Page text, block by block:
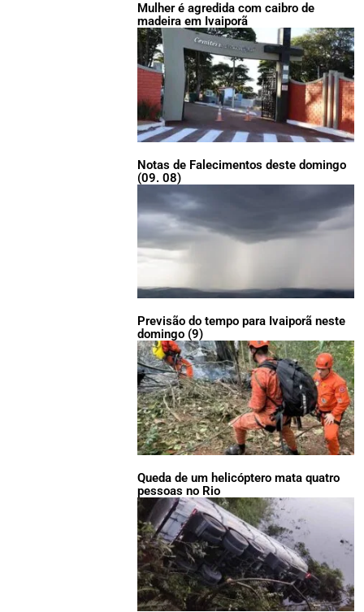
Mulher é agredida com caibro de
madeira em Ivaiporã
Notas de Falecimentos deste domingo
(09. 08)
Previsão do tempo para Ivaiporã neste
domingo (9)
Queda de um helicóptero mata quatro
pessoas no Rio